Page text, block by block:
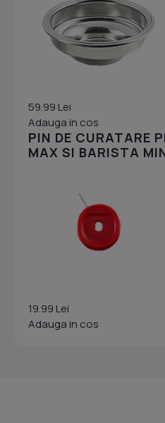
59.99 Lei
Adauga in cos
PIN DE CURATARE
MAX SI BARISTA
19.99 Lei
Adauga in cos